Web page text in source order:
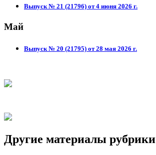
Выпуск № 21 (21796) от 4 июня 2026 г.
Май
Выпуск № 20 (21795) от 28 мая 2026 г.
Другие материалы рубрики